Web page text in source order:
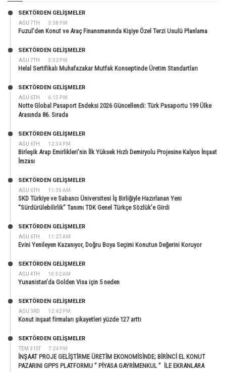
AĞU 7TH 3:38 PM
SEKTÖRDEN GELIŞMELER
Fuzul’den Konut ve Araç Finansmanında Kişiye Özel Terzi Usulü Planlama
AĞU 7TH 3:32 PM
SEKTÖRDEN GELIŞMELER
Helal Sertifikalı Muhafazakar Mutfak Konseptinde Üretim Standartları
AĞU 6TH 6:15 PM
SEKTÖRDEN GELIŞMELER
Notte Global Pasaport Endeksi 2026 Güncellendi: Türk Pasaportu 199 Ülke
Arasında 86. Sırada
AĞU 6TH 12:34 PM
SEKTÖRDEN GELIŞMELER
Birleşik Arap Emirlikleri’nin İlk Yüksek Hızlı Demiryolu Projesine Kalyon İnşaat
İmzası
AĞU 6TH 11:30 AM
SEKTÖRDEN GELIŞMELER
SKD Türkiye ve Sabancı Üniversitesi İş Birliğiyle Hazırlanan Yeni
“Sürdürülebilirlik” Tanımı TDK Genel Türkçe Sözlük’e Girdi
AĞU 6TH 11:27 AM
SEKTÖRDEN GELIŞMELER
Evini Yenileyen Kazanıyor, Doğru Boya Seçimi Konutun Değerini Koruyor
AĞU 4TH 10:52 AM
SEKTÖRDEN GELIŞMELER
Yunanistan’da Golden Visa için 5 neden
AĞU 3RD 12:42 PM
SEKTÖRDEN GELIŞMELER
Konut inşaat firmaları şikayetleri yüzde 127 arttı
TEM 31ST 7:24 PM
SEKTÖRDEN GELIŞMELER
İNŞAAT PROJE GELİŞTİRME ÜRETİM EKONOMİSİNDE; BİRİNCİ EL KONUT
PAZARINI GPPS PLATFORMU ” PİYASA GAYRİMENKUL ” İLE EKRANLARA